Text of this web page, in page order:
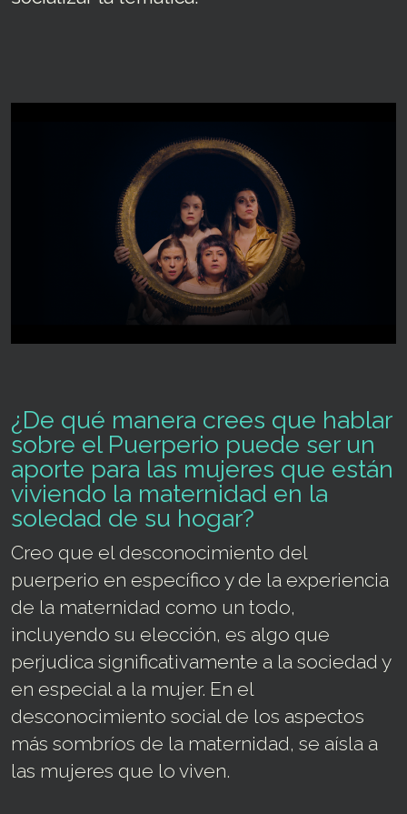
¿De qué manera crees que hablar
sobre el Puerperio puede ser un
aporte para las mujeres que están
viviendo la maternidad en la
soledad de su hogar?
Creo que el desconocimiento del
puerperio en específico y de la experiencia
de la maternidad como un todo,
incluyendo su elección, es algo que
perjudica significativamente a la sociedad y
en especial a la mujer. En el
desconocimiento social de los aspectos
más sombríos de la maternidad, se aísla a
las mujeres que lo viven.